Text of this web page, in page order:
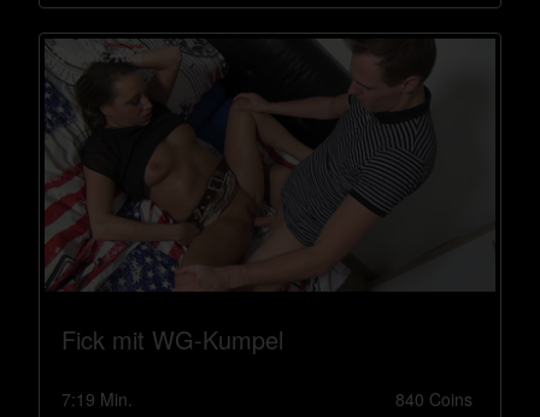
Fick mit WG-Kumpel
7:19 Min. 840 Coins